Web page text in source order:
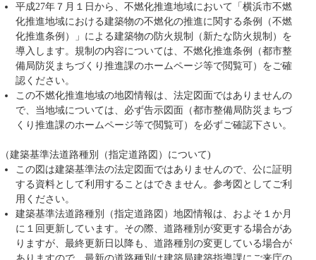
平成27年７月１日から、不燃化推進地域において「横浜市不燃
化推進地域における建築物の不燃化の推進に関する条例（不燃
化推進条例）」による建築物の防火規制（新たな防火規制）を
導入します。規制の内容については、不燃化推進条例（都市整
備局防災まちづくり推進課のホームページ等で閲覧可）をご確
認ください。
この不燃化推進地域の地図情報は、法定図面ではありませんの
で、当地域については、必ず告示図面（都市整備局防災まちづ
くり推進課のホームページ等で閲覧可）を必ずご確認下さい。
（建築基準法道路種別（指定道路図）について)
この図は建築基準法の法定図面ではありませんので、公に証明
する資料として利用することはできません。参考図としてご利
用ください。
建築基準法道路種別（指定道路図）地図情報は、およそ１か月
に１回更新しています。その際、道路種別が変更する場合があ
りますが、最終更新日以降も、道路種別の変更している場合が